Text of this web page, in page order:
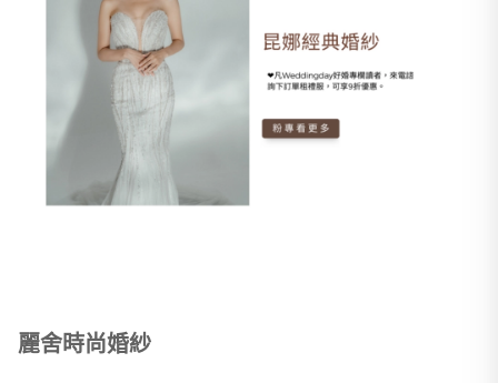
麗舍時尚婚紗